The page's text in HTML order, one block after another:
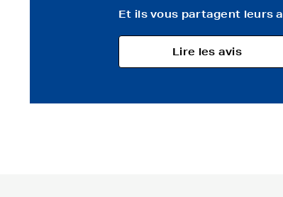
Et ils vous partagent leurs
Lire les avis